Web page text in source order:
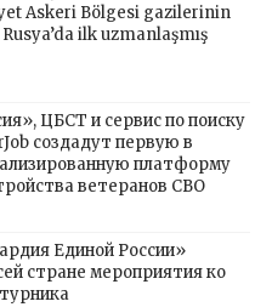
Askeri Bölgesi gazilerinin
ilk uzmanlaşmış
ЦБСТ и сервис по поиску
создадут первую в
платформу
ветеранов СВО
Единой России»
стране мероприятия ко